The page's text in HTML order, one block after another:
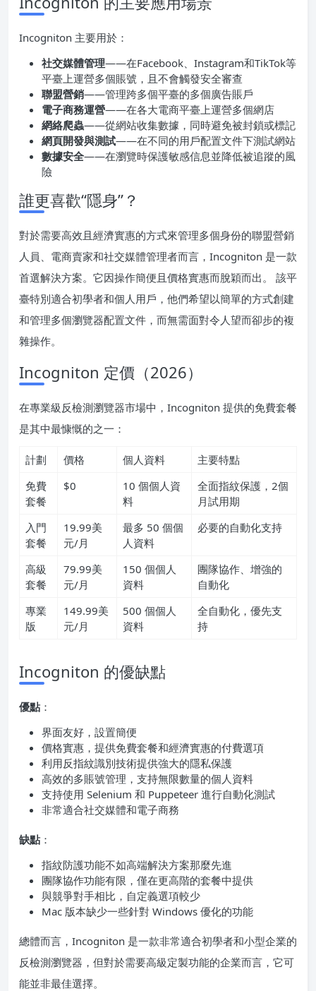
Incogniton 主要用於：
社交媒體管理——在Facebook、Instagram和TikTok等
平臺上運營多個賬號，且不會觸發安全審查
聯盟營銷——管理跨多個平臺的多個廣告賬戶
電子商務運營——在各大電商平臺上運營多個網店
網絡爬蟲——從網站收集數據，同時避免被封鎖或標記
網頁開發與測試——在不同的用戶配置文件下測試網站
數據安全——在瀏覽時保護敏感信息並降低被追蹤的風
險
誰更喜歡“隱身”？
對於需要高效且經濟實惠的方式來管理多個身份的聯盟營銷
人員、電商賣家和社交媒體管理者而言，Incogniton 是一款
首選解決方案。它因操作簡便且價格實惠而脫穎而出。 該平
臺特別適合初學者和個人用戶，他們希望以簡單的方式創建
和管理多個瀏覽器配置文件，而無需面對令人望而卻步的複
雜操作。
Incogniton 定價（2026）
在專業級反檢測瀏覽器市場中，Incogniton 提供的免費套餐
是其中最慷慨的之一：
計劃 價格 個人資料
主要特點
免費
套餐
$0
10 個個人資
料
全面指紋保護，2個
月試用期
入門
套餐
19.99美
元/月
最多 50 個個
人資料
必要的自動化支持
高級
套餐
79.99美
元/月
150 個個人
資料
團隊協作、增強的
自動化
專業
版
149.99美
元/月
500 個個人
資料
全自動化，優先支
持
Incogniton 的優缺點
優點 ：
界面友好，設置簡便
價格實惠，提供免費套餐和經濟實惠的付費選項
利用反指紋識別技術提供強大的隱私保護
高效的多賬號管理，支持無限數量的個人資料
支持使用 Selenium 和 Puppeteer 進行自動化測試
非常適合社交媒體和電子商務
缺點 ：
指紋防護功能不如高端解決方案那麼先進
團隊協作功能有限，僅在更高階的套餐中提供
與競爭對手相比，自定義選項較少
Mac 版本缺少一些針對 Windows 優化的功能
總體而言，Incogniton 是一款非常適合初學者和小型企業的
反檢測瀏覽器，但對於需要高級定製功能的企業而言，它可
能並非最佳選擇。